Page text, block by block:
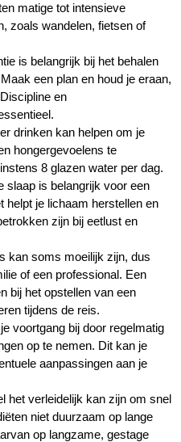
matige tot intensieve
zoals wandelen, fietsen of
is belangrijk bij het behalen
een plan en houd je eraan,
en
drinken kan helpen om je
hongergevoelens te
8 glazen water per dag.
slaap is belangrijk voor een
helpt je lichaam herstellen en
zijn bij eetlust en
kan soms moeilijk zijn, dus
of een professional. Een
bij het opstellen van een
tijdens de reis.
voortgang bij door regelmatig
op te nemen. Dit kan je
aanpassingen aan je
het verleidelijk kan zijn om snel
niet duurzaam op lange
op langzame, gestage